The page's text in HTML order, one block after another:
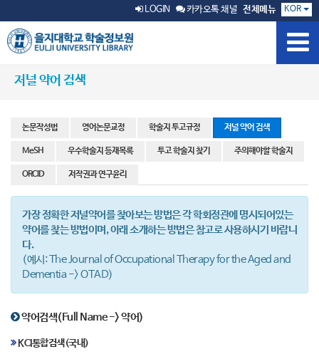
LOGIN 카카오톡 채널 전체메뉴 KOR
저널 약어 검색
논문작성법 영어논문교정 학술지 투고규정 저널 약어 검색
MeSH 우수학술지 등재목록 투고 학술지 찾기 주의해야할 학술지
ORCID 저작권과 연구윤리
가장 정확한 저널약어를 찾아보는 방법은 각 학회정관에 명시되어있는
약어를 찾는 방법이며, 아래 소개하는 방법은 참고로 사용하시기 바랍니
다.
(예시: The Journal of Occupational Therapy for the Aged and
Dementia -> OTAD)
약어검색(Full Name -> 약어)
KCI통합검색(국내)